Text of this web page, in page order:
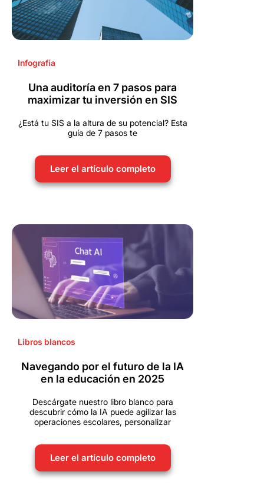
Infografía
Una auditoría en 7 pasos para
maximizar tu inversión en SIS
¿Está tu SIS a la altura de su potencial? Esta
guía de 7 pasos te
Leer el artículo completo
Libros blancos
Navegando por el futuro de la IA
en la educación en 2025
Descárgate nuestro libro blanco para
descubrir cómo la IA puede agilizar las
operaciones escolares, personalizar
Leer el artículo completo